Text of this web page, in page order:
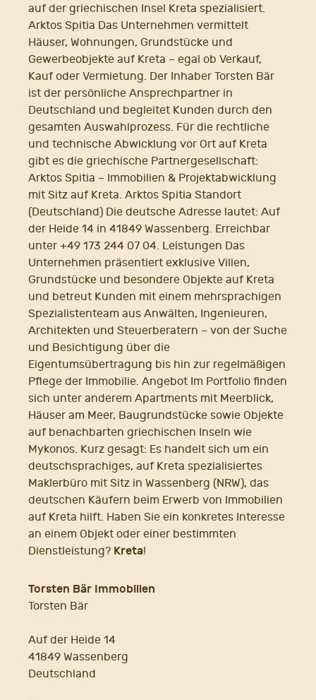
auf der griechischen Insel Kreta spezialisiert.
Arktos Spitia Das Unternehmen vermittelt
Häuser, Wohnungen, Grundstücke und
Gewerbeobjekte auf Kreta – egal ob Verkauf,
Kauf oder Vermietung. Der Inhaber Torsten Bär
ist der persönliche Ansprechpartner in
Deutschland und begleitet Kunden durch den
gesamten Auswahlprozess. Für die rechtliche
und technische Abwicklung vor Ort auf Kreta
gibt es die griechische Partnergesellschaft:
Arktos Spitia – Immobilien & Projektabwicklung
mit Sitz auf Kreta. Arktos Spitia Standort
(Deutschland) Die deutsche Adresse lautet: Auf
der Heide 14 in 41849 Wassenberg. Erreichbar
unter +49 173 244 07 04. Leistungen Das
Unternehmen präsentiert exklusive Villen,
Grundstücke und besondere Objekte auf Kreta
und betreut Kunden mit einem mehrsprachigen
Spezialistenteam aus Anwälten, Ingenieuren,
Architekten und Steuerberatern – von der Suche
und Besichtigung über die
Eigentumsübertragung bis hin zur regelmäßigen
Pflege der Immobilie. Angebot Im Portfolio finden
sich unter anderem Apartments mit Meerblick,
Häuser am Meer, Baugrundstücke sowie Objekte
auf benachbarten griechischen Inseln wie
Mykonos. Kurz gesagt: Es handelt sich um ein
deutschsprachiges, auf Kreta spezialisiertes
Maklerbüro mit Sitz in Wassenberg (NRW), das
deutschen Käufern beim Erwerb von Immobilien
auf Kreta hilft. Haben Sie ein konkretes Interesse
an einem Objekt oder einer bestimmten
Dienstleistung? Kreta!
Torsten Bär Immobilien
Torsten Bär
Auf der Heide 14
41849 Wassenberg
Deutschland